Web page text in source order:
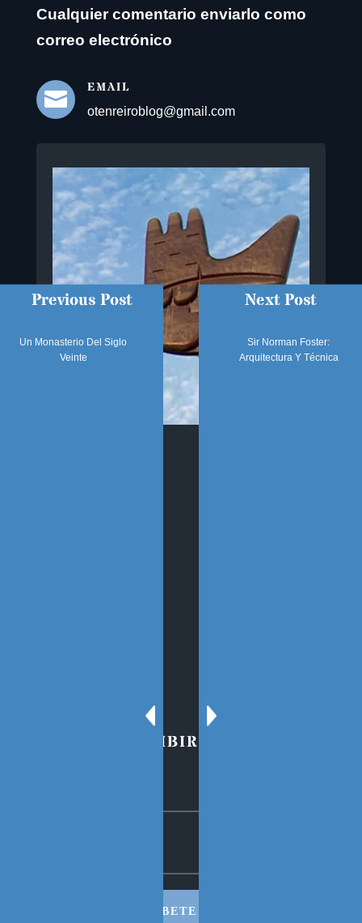
Cualquier comentario enviarlo como
correo electrónico

EMAIL
otenreiroblog@gmail.com
PARA SUSCRIBIRSE AL BLOG
SUSCRIBETE AHORA
Previous Post
Un Monasterio Del Siglo
Veinte
Next Post
Sir Norman Foster:
Arquitectura Y Técnica